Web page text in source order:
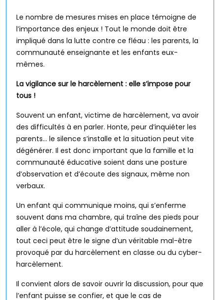
Le nombre de mesures mises en place témoigne de
l’importance des enjeux ! Tout le monde doit être
impliqué dans la lutte contre ce fléau : les parents, la
communauté enseignante et les enfants eux-
mêmes.
La vigilance sur le harcèlement : elle s’impose pour
tous !
Souvent un enfant, victime de harcèlement, va avoir
des difficultés à en parler. Honte, peur d’inquiéter les
parents… le silence s’installe et la situation peut vite
dégénérer. Il est donc important que la famille et la
communauté éducative soient dans une posture
d’observation et d’écoute des signaux, même non
verbaux.
Un enfant qui communique moins, qui s’enferme
souvent dans ma chambre, qui traîne des pieds pour
aller à l’école, qui change d’attitude soudainement,
tout ceci peut être le signe d’un véritable mal-être
provoqué par du harcèlement en classe ou du cyber-
harcèlement.
Il convient alors de savoir ouvrir la discussion, pour que
l’enfant puisse se confier, et que le cas de